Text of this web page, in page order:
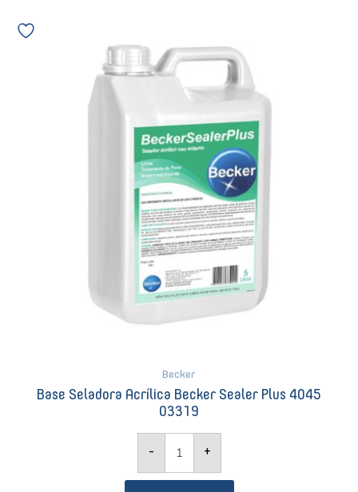
Becker
Base Seladora Acrílica Becker Sealer Plus 4045
03319
-
Acrílica
Becker
03319
quantidade
+